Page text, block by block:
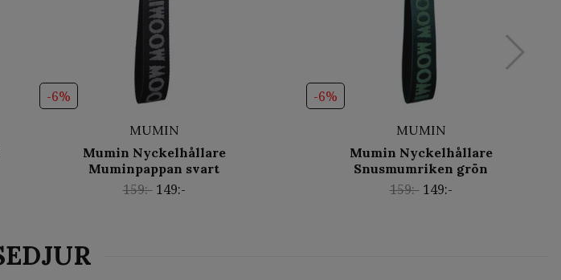
-6%
MUMIN
Mumin Nyckelhållare
Muminpappan svart
159:- 149:-
-6%
MUMIN
Mumin Nyckelhållare
Snusmumriken grön
159:- 149:-